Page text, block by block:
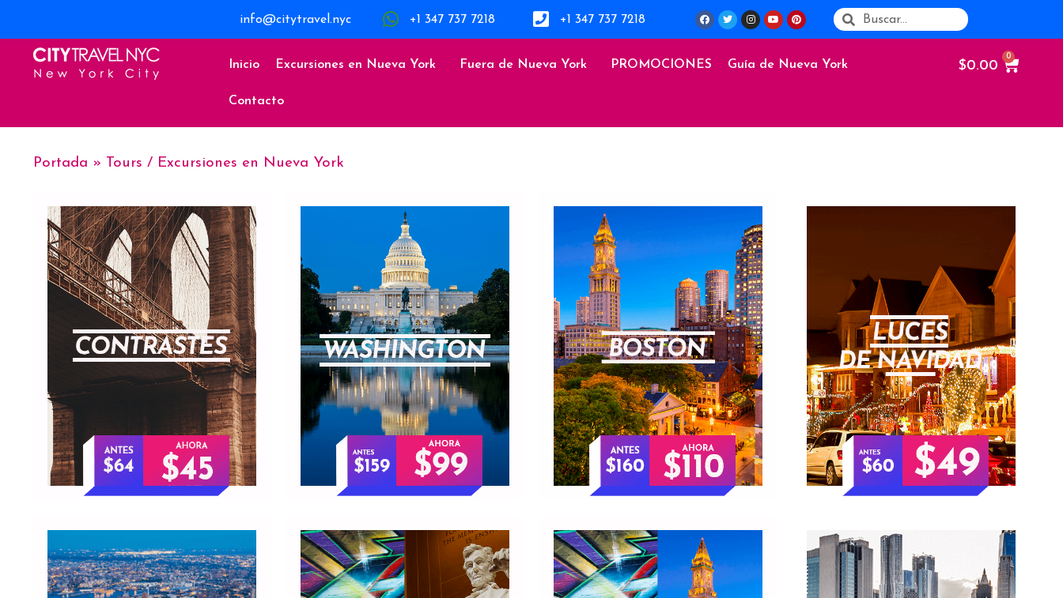
info@citytravel.nyc +1 347 737 7218 +1 347 737 7218
Inicio Excursiones en Nueva York Fuera de Nueva York PROMOCIONES Guía de Nueva York
Contacto
$0.00
Portada » Tours / Excursiones en Nueva York